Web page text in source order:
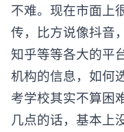
不难。现在市面上
传，比方说像抖音
知乎等等各大的平
机构的信息，如何
考学校其实不算困
几点的话，基本上